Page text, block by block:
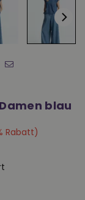
blau
Rabatt)